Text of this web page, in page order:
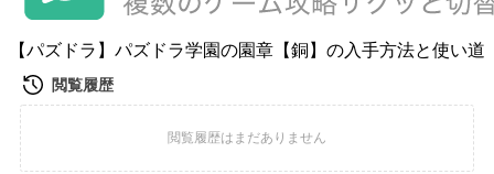
【パズドラ】パズドラ学園の園章【銅】の入手方法と使い道